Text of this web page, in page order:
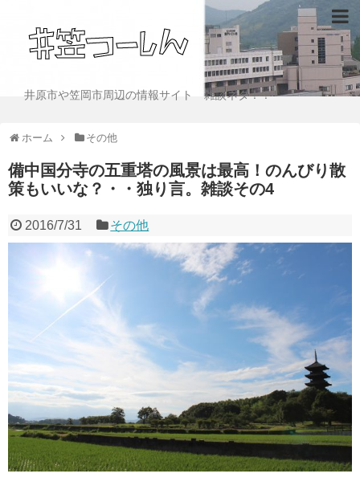
井原市や笠岡市周辺の情報サイト 雑談ネタ！！
ホーム その他
備中国分寺の五重塔の風景は最高！のんびり散
策もいいな？・・独り言。雑談その4
2016/7/31 その他